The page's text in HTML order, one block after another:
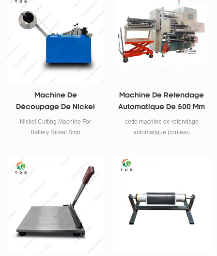
poudre magnétique pour le
contrôle de la tension
d'enroulement et de
déroulement, fréquence hôte, les
activités sont contrôlées par le
cylindre. , la vitesse de
refendage rapide et le
fonctionnement et la
Machine De
Découpage De Nickel
Pour La Bande De
Nickel De Batterie
Nickel Cutting Machine For
Battery Nickel Strip
Machine De Refendage
Automatique De 500 Mm
Pour Électrode De
Batterie
cette machine de refendage
automatique (rouleau
de cylindre et la batterie de